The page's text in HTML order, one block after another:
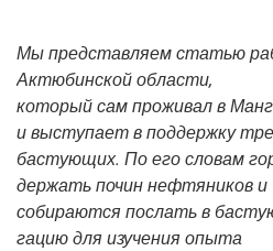
Мы пред­став­ля­ем ста­тью
Актю­бин­ской области,
кото­рый сам про­жи­вал в
и высту­па­ет в под­держ­ку
басту­ю­щих. По его сло­вам
дер­жать почин неф­тя­ни­ков и
соби­ра­ют­ся послать в
га­цию для изу­че­ния опыта